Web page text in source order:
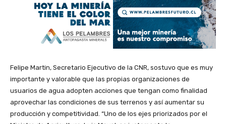
Felipe Martin, Secretario Ejecutivo de la CNR, sostuvo que es muy
importante y valorable que las propias organizaciones de
usuarios de agua adopten acciones que tengan como finalidad
aprovechar las condiciones de sus terrenos y así aumentar su
producción y competitividad. “Uno de los ejes priorizados por el